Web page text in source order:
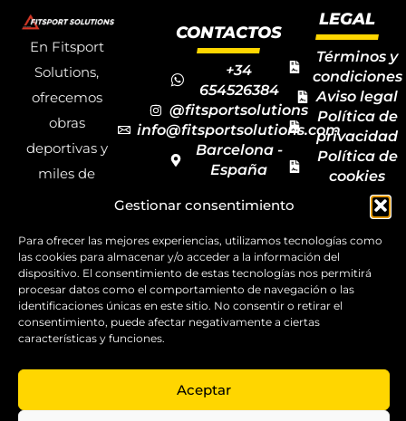
Gestionar consentimiento
Para ofrecer las mejores experiencias, utilizamos tecnologías como
las cookies para almacenar y/o acceder a la información del
dispositivo. El consentimiento de estas tecnologías nos permitirá
procesar datos como el comportamiento de navegación o las
identificaciones únicas en este sitio. No consentir o retirar el
consentimiento, puede afectar negativamente a ciertas
características y funciones.
Aceptar
En Fitsport
Solutions,
ofrecemos
obras
deportivas y
miles de
deportivos
para todas las
disciplinas,
garantizando
la calidad y el
Copyright ©
CONTACTOS
+34
654526384
@fitsportsolutions
info@fitsportsolutions.com
Barcelona -
España
de contacto
LEGAL
Términos y
condiciones
Aviso legal
Política de
privacidad
Política de
cookies
Mapa del
sitio